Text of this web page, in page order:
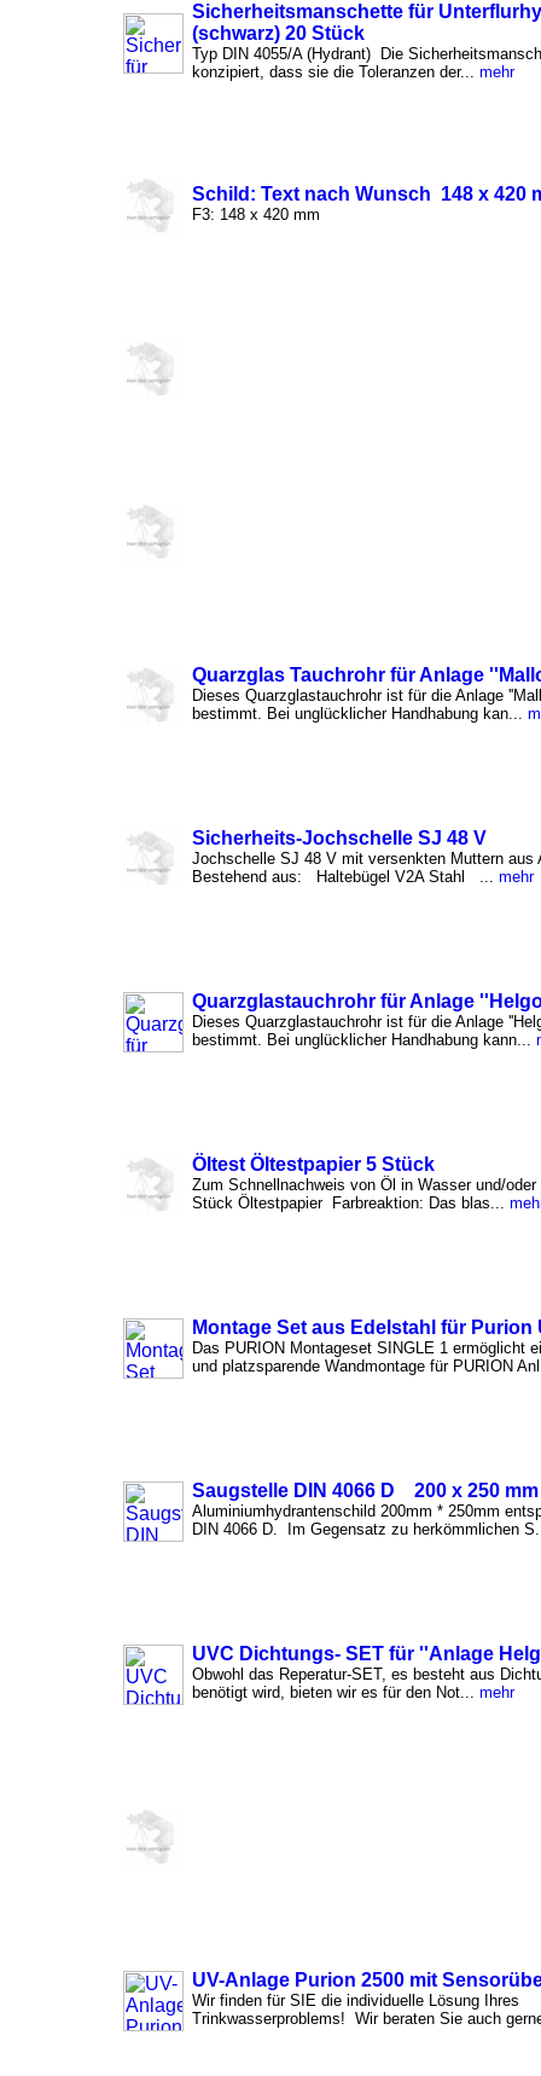
Sicherheitsmanschette für
(schwarz) 20 Stück
Typ DIN 4055/A (Hydrant) Die
konzipiert, dass sie die Toleranzen der... mehr
Schild: Text nach Wunsch 148 x 420
F3: 148 x 420 mm
Quarzglas Tauchrohr für Anlage
Dieses Quarzglastauchrohr ist für die Anlage
bestimmt. Bei unglücklicher Handhabung kan...
Sicherheits-Jochschelle SJ 48 V
Jochschelle SJ 48 V mit versenkten Muttern aus
Bestehend aus: Haltebügel V2A Stahl ... mehr
Quarzglastauchrohr für Anlage
Dieses Quarzglastauchrohr ist für die Anlage
bestimmt. Bei unglücklicher Handhabung kann...
Öltest Öltestpapier 5 Stück
Zum Schnellnachweis von Öl in Wasser und/oder
Stück Öltestpapier Farbreaktion: Das blas...
Montage Set aus Edelstahl für Purion
Das PURION Montageset SINGLE 1 ermöglicht
und platzsparende Wandmontage für PURION
Saugstelle DIN 4066 D 200 x 250 mm
Aluminiumhydrantenschild 200mm * 250mm
DIN 4066 D. Im Gegensatz zu herkömmlichen
UVC Dichtungs- SET für ''Anlage
Obwohl das Reperatur-SET, es besteht aus
benötigt wird, bieten wir es für den Not... mehr
UV-Anlage Purion 2500 mit
Wir finden für SIE die individuelle Lösung Ihres
Trinkwasserproblems! Wir beraten Sie auch